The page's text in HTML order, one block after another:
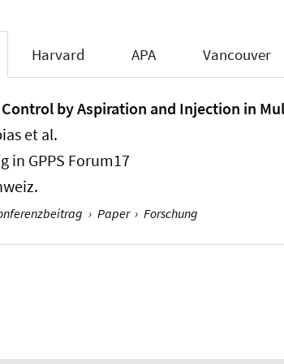
Harvard APA Vancouver
by Aspiration and Injection in
et al.
in GPPS Forum17
› Paper › Forschung